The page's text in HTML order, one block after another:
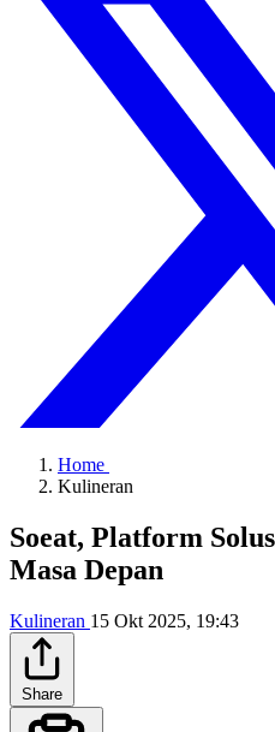
Home
Kulineran
Soeat, Platform
Masa Depan
Kulineran 15 Okt 2025, 19:43
Share